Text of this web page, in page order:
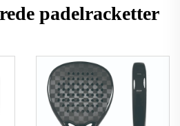
padelracketter